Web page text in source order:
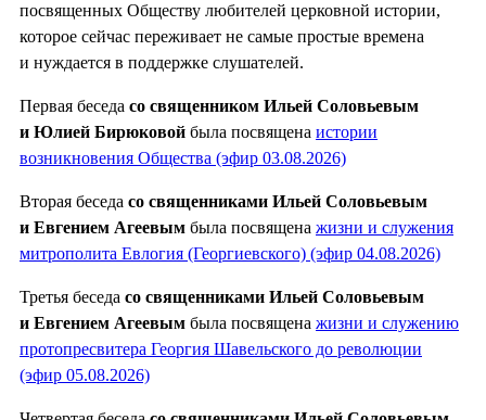
посвященных Обществу любителей церковной истории,
которое сейчас переживает не самые простые времена
и нуждается в поддержке слушателей.
Первая беседа со священником Ильей Соловьевым
и Юлией Бирюковой была посвящена истории
возникновения Общества (эфир 03.08.2026)
Вторая беседа со священниками Ильей Соловьевым
и Евгением Агеевым была посвящена жизни и служения
митрополита Евлогия (Георгиевского) (эфир 04.08.2026)
Третья беседа со священниками Ильей Соловьевым
и Евгением Агеевым была посвящена жизни и служению
протопресвитера Георгия Шавельского до революции
(эфир 05.08.2026)